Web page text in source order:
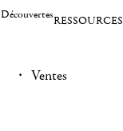
DécouvertesRESSOURCES
Ventes